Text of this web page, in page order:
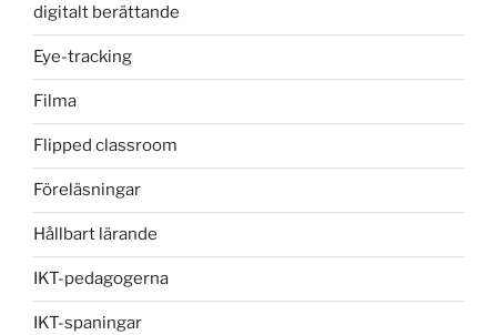
digitalt berättande
Eye-tracking
Filma
Flipped classroom
Föreläsningar
Hållbart lärande
IKT-pedagogerna
IKT-spaningar